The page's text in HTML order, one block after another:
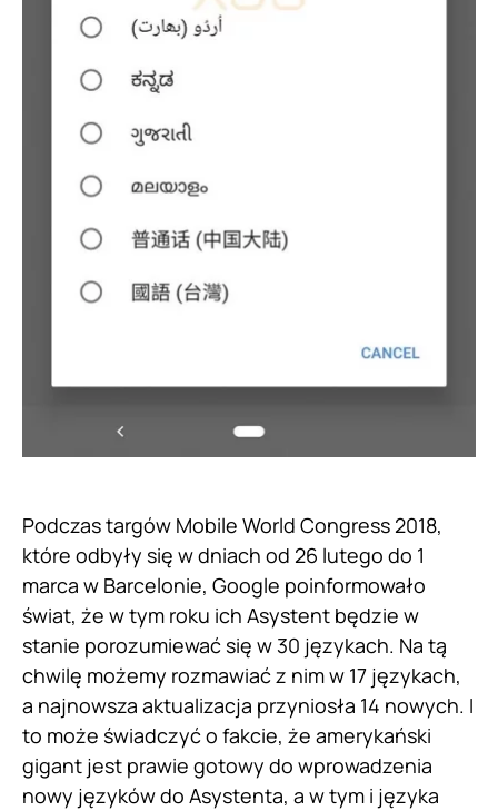
Podczas targów Mobile World Congress 2018,
które odbyły się w dniach od 26 lutego do 1
marca w Barcelonie, Google poinformowało
świat, że w tym roku ich Asystent będzie w
stanie porozumiewać się w 30 językach. Na tą
chwilę możemy rozmawiać z nim w 17 językach,
a najnowsza aktualizacja przyniosła 14 nowych. I
to może świadczyć o fakcie, że amerykański
gigant jest prawie gotowy do wprowadzenia
nowy języków do Asystenta, a w tym i języka